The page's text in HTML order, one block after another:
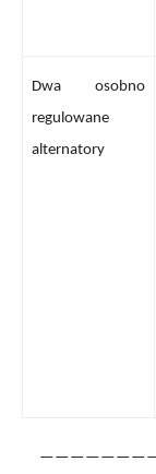
Dwa osobno
regulowane
alternatory